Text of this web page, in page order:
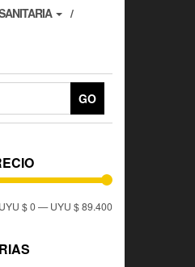
GO
UYU $ 0—UYU $ 89.400